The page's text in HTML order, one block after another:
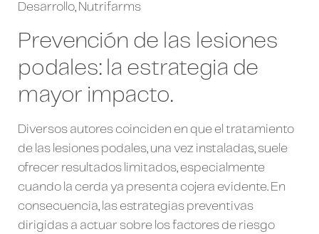
Desarrollo, Nutrifarms
Prevención de las lesiones
podales: la estrategia de
mayor impacto.
Diversos autores coinciden en que el tratamiento
de las lesiones podales, una vez instaladas, suele
ofrecer resultados limitados, especialmente
cuando la cerda ya presenta cojera evidente. En
consecuencia, las estrategias preventivas
dirigidas a actuar sobre los factores de riesgo